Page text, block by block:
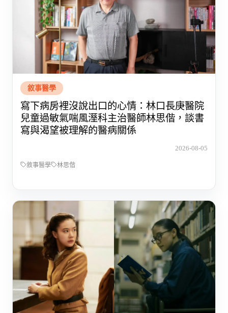
敘事醫學
寫下病房裡沒說出口的心情：林口長庚醫院
兒童過敏氣喘風溼科主治醫師林思偕，談書
寫與渴望被理解的醫病關係
2026-08-05
敘事醫學 林思偕